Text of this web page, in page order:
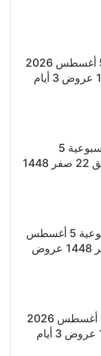
عروض الدانوب اليوم 5 أغسطس 2026
الموافق 22 صفر 1448 عروض 3 أيام
عروض لولو الرياض الأسبوعية 5
أغسطس 2026 الموافق 22 صفر 1448
عروض لولو تبوك الأسبوعية 5 أغسطس
2026 الموافق 22 صفر 1448 عروض
عروض بن داود اليوم 5 أغسطس 2026
الموافق 22 صفر1448 عروض 3 أيام